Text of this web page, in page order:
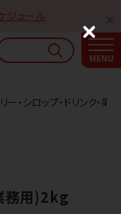
ジュール
・シロップ・ドリンク・果汁
務用)2kg
C
l
o